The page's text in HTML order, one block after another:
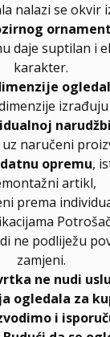
nalazi se okvir
daje suptilan i
karakter.
izrađuju
naručeni
opremu,
artikl,
prema
ne podliježu
zamjeni.
ne nudi
ogledala za
i